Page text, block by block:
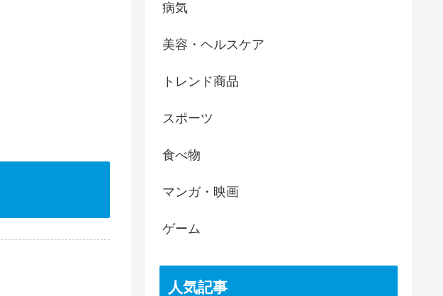
病気
美容・ヘルスケア
トレンド商品
スポーツ
食べ物
マンガ・映画
ゲーム
人気記事